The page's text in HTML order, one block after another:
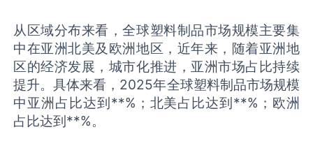
从区域分布来看，全球塑料制品市场规模主要集
中在亚洲北美及欧洲地区，近年来，随着亚洲地
区的经济发展，城市化推进，亚洲市场占比持续
提升。具体来看，2025年全球塑料制品市场规模
中亚洲占比达到**%；北美占比达到**%；欧洲
占比达到**%。